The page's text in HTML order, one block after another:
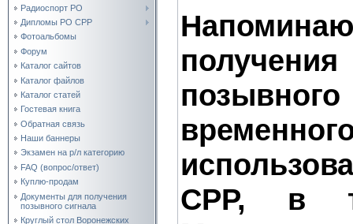
Радиоспорт РО
Дипломы РО СРР
Фотоальбомы
Форум
Каталог сайтов
Каталог файлов
Каталог статей
Гостевая книга
Обратная связь
Наши баннеры
Экзамен на р/л категорию
FAQ (вопрос/ответ)
Куплю-продам
Документы для получения
позывного сигнала
Круглый стол Воронежских
СРР, в